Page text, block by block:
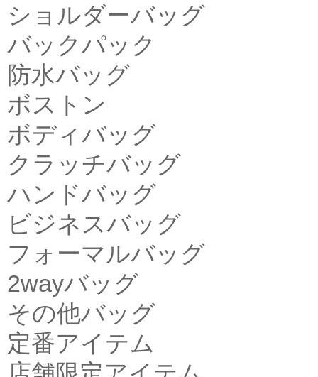
ショルダーバッグ
バックパック
防水バッグ
ボストン
ボディバッグ
クラッチバッグ
ハンドバッグ
ビジネスバッグ
フォーマルバッグ
2wayバッグ
その他バッグ
定番アイテム